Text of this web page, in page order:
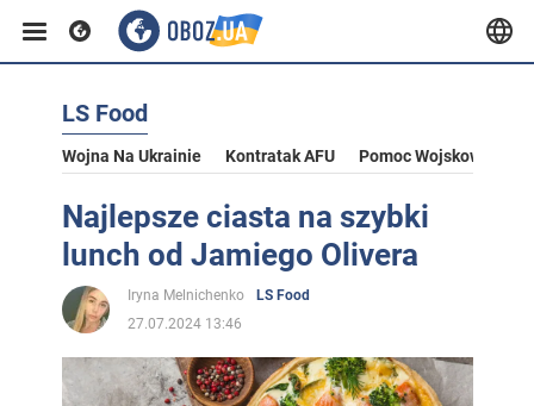
LS Food
Wojna Na Ukrainie Kontratak AFU Pomoc Wojskowa Dla
Najlepsze ciasta na szybki
lunch od Jamiego Olivera
Iryna Melnichenko
LS Food
27.07.2024 13:46